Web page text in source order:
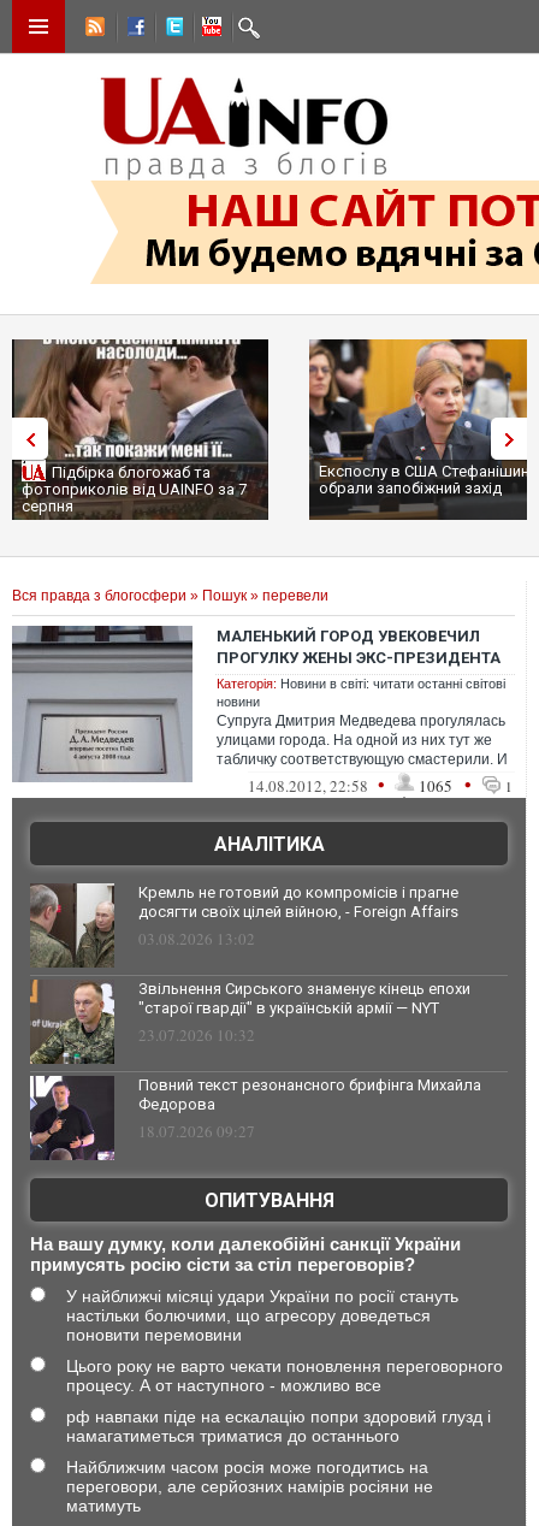
Підбірка блогожаб та
фотоприколів від UAINFO за 7
серпня
Експослу в США
обрали запобіжний захід
Вся правда з блогосфери » Пошук » перевели
МАЛЕНЬКИЙ ГОРОД УВЕКОВЕЧИЛ
ПРОГУЛКУ ЖЕНЫ ЭКС-ПРЕЗИДЕНТА
Категорія: Новини в світі: читати останні світові
новини
Супруга Дмитрия Медведева прогулялась
улицами города. На одной из них тут же
табличку соответствующую смастерили. И
даже перевели памятную запись на а...
14.08.2012, 22:58 • 1065 • 1
АНАЛІТИКА
Кремль не готовий до компромісів і прагне
досягти своїх цілей війною, - Foreign Affairs
03.08.2026 13:02
Звільнення Сирського знаменує кінець епохи
"старої гвардії" в українській армії — NYT
23.07.2026 10:32
Повний текст резонансного брифінга Михайла
Федорова
18.07.2026 09:27
ОПИТУВАННЯ
На вашу думку, коли далекобійні санкції України
примусять росію сісти за стіл переговорів?
У найближчі місяці удари України по росії стануть
настільки болючими, що агресору доведеться
поновити перемовини
Цього року не варто чекати поновлення переговорного
процесу. А от наступного - можливо все
рф навпаки піде на ескалацію попри здоровий глузд і
намагатиметься триматися до останнього
Найближчим часом росія може погодитись на
переговори, але серйозних намірів росіяни не
матимуть